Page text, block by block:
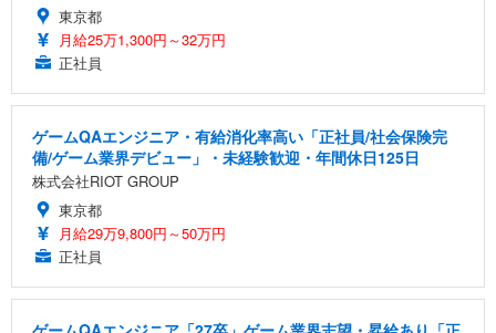
東京都
月給25万1,300円～32万円
正社員
ゲームQAエンジニア・有給消化率高い「正社員/社会保険完
備/ゲーム業界デビュー」・未経験歓迎・年間休日125日
株式会社RIOT GROUP
東京都
月給29万9,800円～50万円
正社員